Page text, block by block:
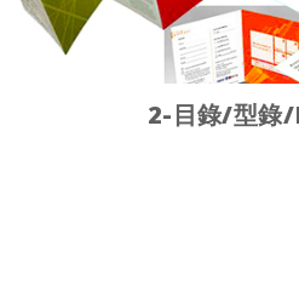
2-目錄/型錄/